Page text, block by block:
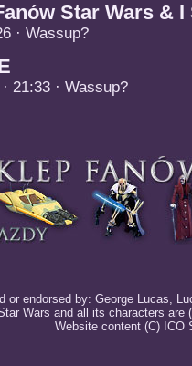
Star Wars &
· Wassup?
21:33 · Wassup?
or endorsed by: George Lucas,
Wars and all its characters are
Website content (C) ICO